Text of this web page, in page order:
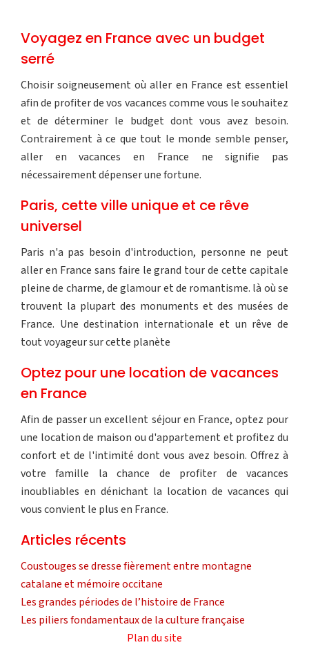
Voyagez en France avec un budget
serré
Choisir soigneusement où aller en France est essentiel
afin de profiter de vos vacances comme vous le souhaitez
et de déterminer le budget dont vous avez besoin.
Contrairement à ce que tout le monde semble penser,
aller en vacances en France ne signifie pas
nécessairement dépenser une fortune.
Paris, cette ville unique et ce rêve
universel
Paris n'a pas besoin d'introduction, personne ne peut
aller en France sans faire le grand tour de cette capitale
pleine de charme, de glamour et de romantisme. là où se
trouvent la plupart des monuments et des musées de
France. Une destination internationale et un rêve de
tout voyageur sur cette planète
Optez pour une location de vacances
en France
Afin de passer un excellent séjour en France, optez pour
une location de maison ou d'appartement et profitez du
confort et de l'intimité dont vous avez besoin. Offrez à
votre famille la chance de profiter de vacances
inoubliables en dénichant la location de vacances qui
vous convient le plus en France.
Articles récents
Coustouges se dresse fièrement entre montagne
catalane et mémoire occitane
Les grandes périodes de l’histoire de France
Les piliers fondamentaux de la culture française
Plan du site